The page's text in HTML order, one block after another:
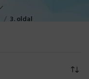
3. oldal